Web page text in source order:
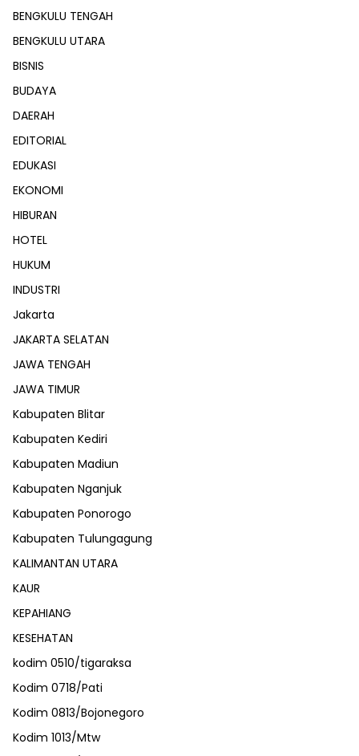
BENGKULU TENGAH
BENGKULU UTARA
BISNIS
BUDAYA
DAERAH
EDITORIAL
EDUKASI
EKONOMI
HIBURAN
HOTEL
HUKUM
INDUSTRI
Jakarta
JAKARTA SELATAN
JAWA TENGAH
JAWA TIMUR
Kabupaten Blitar
Kabupaten Kediri
Kabupaten Madiun
Kabupaten Nganjuk
Kabupaten Ponorogo
Kabupaten Tulungagung
KALIMANTAN UTARA
KAUR
KEPAHIANG
KESEHATAN
kodim 0510/tigaraksa
Kodim 0718/Pati
Kodim 0813/Bojonegoro
Kodim 1013/Mtw